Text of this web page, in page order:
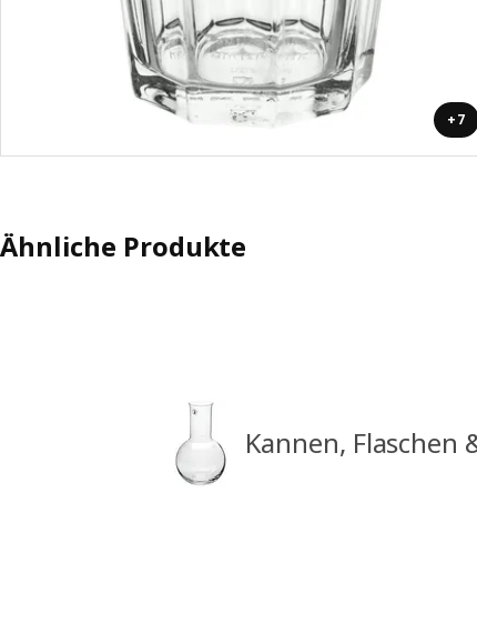
+7
Ähnliche Produkte
Kannen, Flaschen